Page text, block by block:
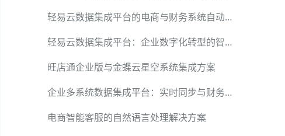
轻易云数据集成平台的电商与财务系统自动化对接实践
轻易云数据集成平台：企业数字化转型的智能引擎
旺店通企业版与金蝶云星空系统集成方案
企业多系统数据集成平台：实时同步与财务决策优化
电商智能客服的自然语言处理解决方案